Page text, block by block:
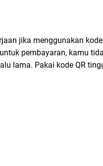
jika menggunakan
pembayaran, kamu
lama. Pakai kode QR